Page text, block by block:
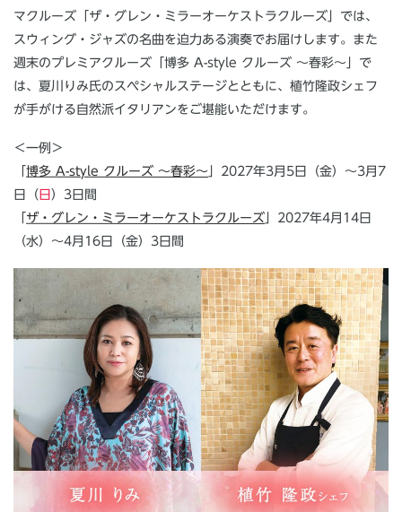
マクルーズ「ザ・グレン・ミラーオーケストラクルーズ」では、
スウィング・ジャズの名曲を迫力ある演奏でお届けします。また
週末のプレミアクルーズ「博多 A-style クルーズ ～春彩～」で
は、夏川りみ氏のスペシャルステージとともに、植竹隆政シェフ
が手がける自然派イタリアンをご堪能いただけます。
＜一例＞
「博多 A-style クルーズ ～春彩～ 」2027年3月5日（金）～3月7
日（ 日 ）3日間
「ザ・グレン・ミラーオーケストラクルーズ」2027年4月14日
（水）～4月16日（金）3日間